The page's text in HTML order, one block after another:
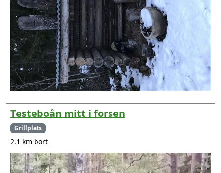
Testeboån mitt i forsen
Grillplats
2.1 km bort